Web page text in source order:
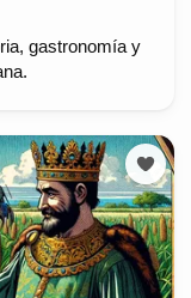
gastronomía y